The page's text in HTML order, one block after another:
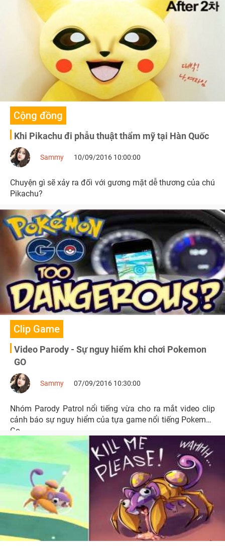
quốc gia này.
Cộng đồng
Khi Pikachu đi phẫu thuật thẩm mỹ tại Hàn Quốc
Sammy 10/09/2016 10:00:00
Chuyện gì sẽ xảy ra đối với gương mặt dễ thương của chú
Pikachu?
Clip Game
Video Parody - Sự nguy hiểm khi chơi Pokemon
GO
Sammy 07/09/2016 10:30:00
Nhóm Parody Patrol nổi tiếng vừa cho ra mắt video clip
cảnh báo sự nguy hiểm của tựa game nổi tiếng Pokemon
Go.